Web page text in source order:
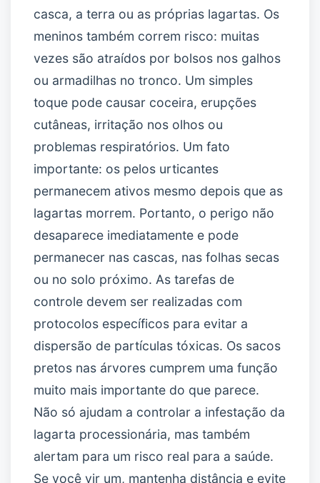
casca, a terra ou as próprias lagartas. Os
meninos também correm risco: muitas
vezes são atraídos por bolsos nos galhos
ou armadilhas no tronco. Um simples
toque pode causar coceira, erupções
cutâneas, irritação nos olhos ou
problemas respiratórios. Um fato
importante: os pelos urticantes
permanecem ativos mesmo depois que as
lagartas morrem. Portanto, o perigo não
desaparece imediatamente e pode
permanecer nas cascas, nas folhas secas
ou no solo próximo. As tarefas de
controle devem ser realizadas com
protocolos específicos para evitar a
dispersão de partículas tóxicas. Os sacos
pretos nas árvores cumprem uma função
muito mais importante do que parece.
Não só ajudam a controlar a infestação da
lagarta processionária, mas também
alertam para um risco real para a saúde.
Se você vir um, mantenha distância e evite